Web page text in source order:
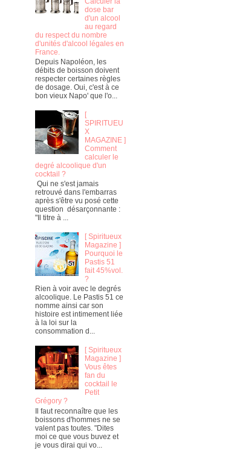
dose bar
d'un alcool
au regard
du respect du nombre
d'unités d'alcool légales en
France.
Depuis Napoléon, les
débits de boisson doivent
respecter certaines règles
de dosage. Oui, c'est à ce
bon vieux Napo' que l'o...
[
SPIRITUEU
X
MAGAZINE ]
Comment
calculer le
degré alcoolique d'un
cocktail ?
Qui ne s'est jamais
retrouvé dans l'embarras
après s'être vu posé cette
question désarçonnante :
"Il titre à ...
[ Spiritueux
Magazine ]
Pourquoi le
Pastis 51
fait 45%vol.
?
Rien à voir avec le degrés
alcoolique. Le Pastis 51 ce
nomme ainsi car son
histoire est intimement liée
à la loi sur la
consommation d...
[ Spiritueux
Magazine ]
Vous êtes
fan du
cocktail le
Petit
Grégory ?
Il faut reconnaître que les
boissons d'hommes ne se
valent pas toutes. "Dites
moi ce que vous buvez et
je vous dirai qui vo...